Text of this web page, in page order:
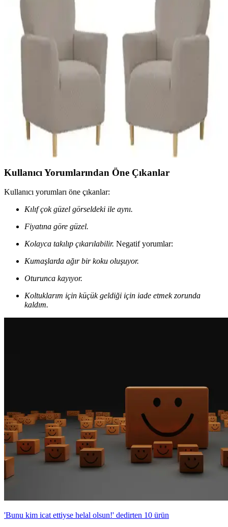
Kadife ve Süngerli Koltuk Örtüleri Karşılaştırması:
Malzeme, Tasarım ve Kullanım Özellikleri
İki farklı koltuk örtüsü ürününün malzeme, tasarım ve kullanım
özellikleri karşılaştırılıyor. Kaymaz özellikleri, konfor ve estetik
detaylar detaylı incelenerek, ev dekorasyonuna uygun en iyi
seçeneği belirlemenize yardımcı olur.
Bright Home 3.3.1.1 Modern ve Dayanıklı
Geometrik Desenli Koltuk Örtüsü Seti
Bright Home 3.3.1.1 koltuk örtüsü seti, şık geometrik tasarımı ve
dayanıklı malzemeleriyle koltuklarınızı korur ve yeniler, kolay
temizlenir ve estetik bir görünüm sağlar.
Kullanıcı Yorumlarından Öne Çıkanlar
Kullanıcı yorumları öne çıkanlar:
Kılıf çok güzel görseldeki ile aynı.
Fiyatına göre güzel.
Kolayca takılıp çıkarılabilir. Negatif yorumlar:
Kumaşlarda ağır bir koku oluşuyor.
Oturunca kayıyor.
Koltuklarım için küçük geldiği için iade etmek zorunda
kaldım.
'Bunu kim icat ettiyse helal olsun!' dedirten 10 ürün